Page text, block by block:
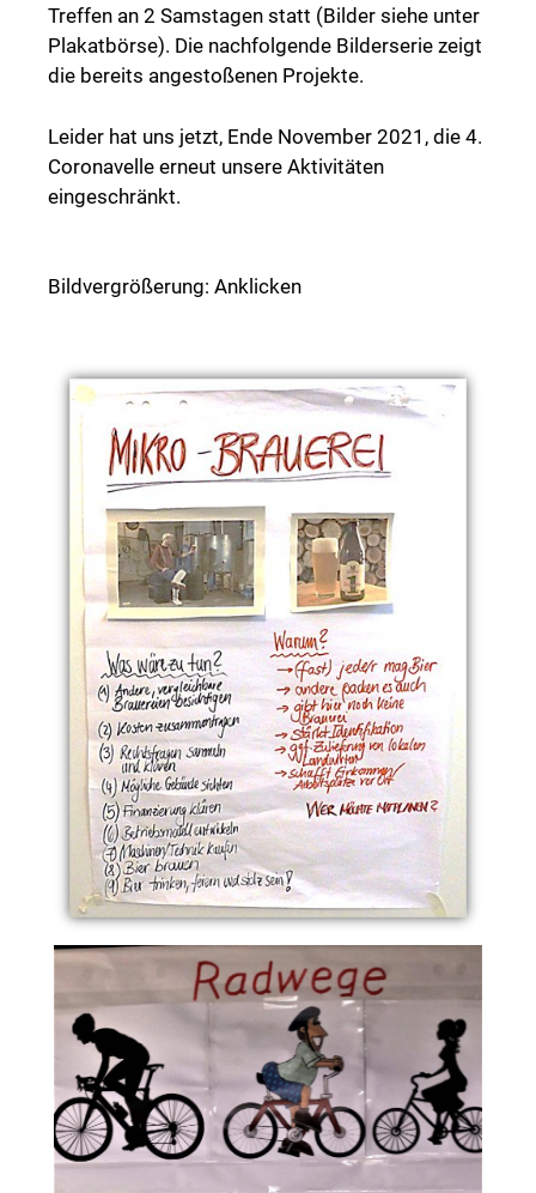
Treffen an 2 Samstagen statt (Bilder siehe unter
Plakatbörse). Die nachfolgende Bilderserie zeigt
die bereits angestoßenen Projekte.
Leider hat uns jetzt, Ende November 2021, die 4.
Coronavelle erneut unsere Aktivitäten
eingeschränkt.
Bildvergrößerung: Anklicken